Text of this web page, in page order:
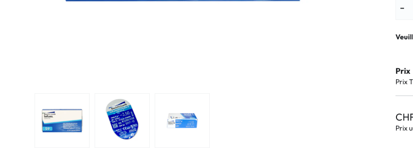
−
Prix
Prix
Prix